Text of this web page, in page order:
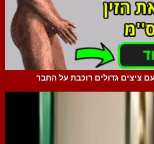
ציצים גדולים רוכבת על החבר